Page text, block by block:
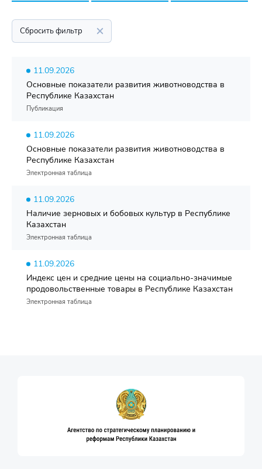
Сбросить фильтр
11.09.2026
Основные показатели развития животноводства в
Республике Казахстан
Публикация
11.09.2026
Основные показатели развития животноводства в
Республике Казахстан
Электронная таблица
11.09.2026
Наличие зерновых и бобовых культур в Республике
Казахстан
Электронная таблица
11.09.2026
Индекс цен и средние цены на социально-значимые
продовольственные товары в Республике Казахстан
Электронная таблица